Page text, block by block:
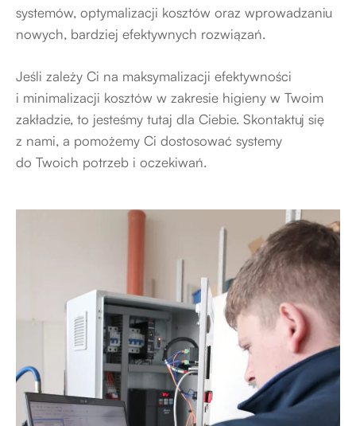
systemów, optymalizacji kosztów oraz wprowadzaniu
nowych, bardziej efektywnych rozwiązań.
Jeśli zależy Ci na maksymalizacji efektywności
i minimalizacji kosztów w zakresie higieny w Twoim
zakładzie, to jesteśmy tutaj dla Ciebie. Skontaktuj się
z nami, a pomożemy Ci dostosować systemy
do Twoich potrzeb i oczekiwań.